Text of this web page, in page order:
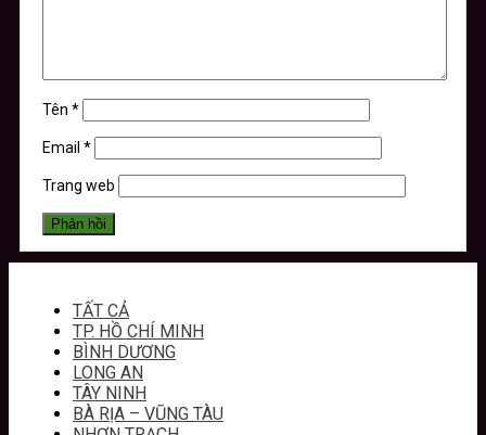
Tên *
Email *
Trang web
TẤT CẢ
TP. HỒ CHÍ MINH
BÌNH DƯƠNG
LONG AN
TÂY NINH
BÀ RỊA – VŨNG TÀU